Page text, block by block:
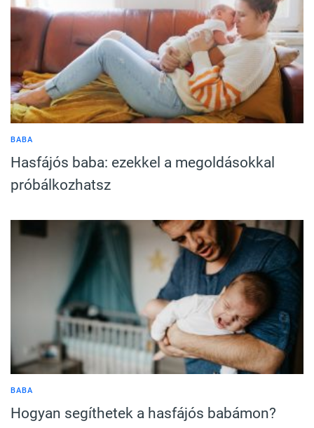
BABA
Hasfájós baba: ezekkel a megoldásokkal
próbálkozhatsz
BABA
Hogyan segíthetek a hasfájós babámon?